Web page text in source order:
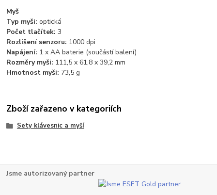
Myš
Typ myši: optická
Počet tlačítek: 3
Rozlišení senzoru: 1000 dpi
Napájení: 1 x AA baterie (součástí balení)
Rozměry myši: 111,5 x 61,8 x 39,2 mm
Hmotnost myši: 73,5 g
Zboží zařazeno v kategoriích
Sety klávesnic a myší
Jsme autorizovaný partner